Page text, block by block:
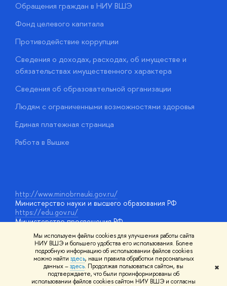
Мы используем файлы cookies для улучшения работы сайта
НИУ ВШЭ и большего удобства его использования. Более
подробную информацию об использовании файлов cookies
можно найти здесь, наши правила обработки персональных
данных –здесь. Продолжая пользоваться сайтом, вы
подтверждаете, что были проинформированы об
использовании файлов cookies сайтом НИУ ВШЭ и согласны
✖
Обращения граждан в НИУ ВШЭ
Фонд целевого капитала
Противодействие коррупции
Сведения о доходах, расходах, об имуществе и
обязательствах имущественного характера
Сведения об образовательной организации
Людям с ограниченными возможностями здоровья
Единая платежная страница
Работа в Вышке
http://www.minobrnauki.gov.ru/
Министерство науки и высшего образования РФ
https://edu.gov.ru/
Министерство просвещения РФ
https://elearning.hse.ru/mooc
Массовые открытые онлайн-курсы
© НИУ ВШЭ 1993–2026 Адреса и контактыУсловия
использования материалов Политика конфиденциальности